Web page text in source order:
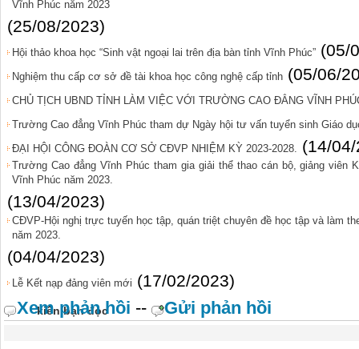
Vĩnh Phúc năm 2023
(25/08/2023)
Hội thảo khoa học “Sinh vật ngoại lai trên địa bàn tỉnh Vĩnh Phúc” (05/
Nghiệm thu cấp cơ sở đề tài khoa học công nghệ cấp tỉnh (05/06/
CHỦ TỊCH UBND TỈNH LÀM VIỆC VỚI TRƯỜNG CAO ĐẲNG VĨNH
Trường Cao đẳng Vĩnh Phúc tham dự Ngày hội tư vấn tuyển sinh Giáo
ĐẠI HỘI CÔNG ĐOÀN CƠ SỞ CĐVP NHIỆM KỲ 2023-2028. (14/
Trường Cao đẳng Vĩnh Phúc tham gia giải thể thao cán bộ, giảng viên
Vĩnh Phúc năm 2023.
(13/04/2023)
CĐVP-Hội nghị trực tuyến học tập, quán triệt chuyên đề học tập và làm
năm 2023.
(04/04/2023)
Lễ Kết nạp đảng viên mới (17/02/2023)
kiến bạn đọc
Xem phản hồi -- Gửi phản hồi